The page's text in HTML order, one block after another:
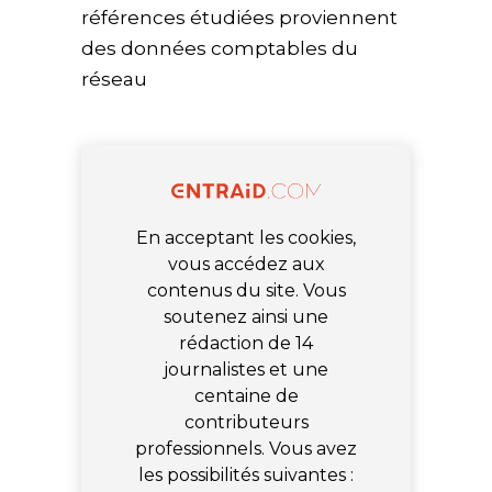
références étudiées proviennent
des données comptables du
réseau
En acceptant les cookies,
vous accédez aux
contenus du site. Vous
soutenez ainsi une
rédaction de 14
journalistes et une
centaine de
contributeurs
professionnels. Vous avez
les possibilités suivantes :